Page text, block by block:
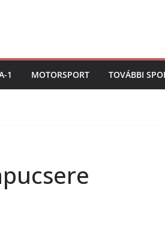
1 MOTORSPORT TOVÁBBI